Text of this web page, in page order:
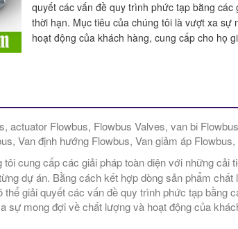
quyết các vấn đề quy trình phức tạp bằng các
thời hạn. Mục tiêu của chúng tôi là vượt xa sự
hoạt động của khách hàng, cung cấp cho họ
actuator Flowbus, Flowbus Valves, van bi
Van định hướng Flowbus, Van giảm áp
cung cấp các giải pháp toàn diện với những cải
dự án. Bằng cách kết hợp dòng sản phẩm
giải quyết các vấn đề quy trình phức tạp bằng
sự mong đợi về chất lượng và hoạt động của